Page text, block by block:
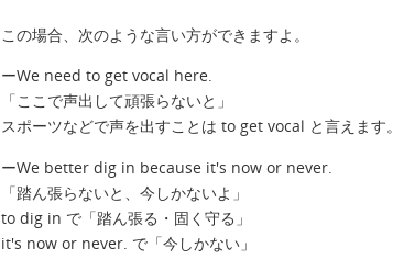
この場合、次のような言い方ができますよ。
ーWe need to get vocal here.
「ここで声出して頑張らないと」
スポーツなどで声を出すことは to get vocal と言えます。
ーWe better dig in because it's now or never.
「踏ん張らないと、今しかないよ」
to dig in で「踏ん張る・固く守る」
it's now or never. で「今しかない」